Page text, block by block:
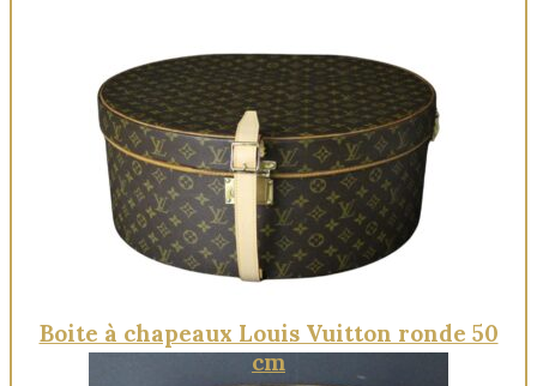
Quick View
Boite à chapeaux Louis Vuitton ronde 50
cm